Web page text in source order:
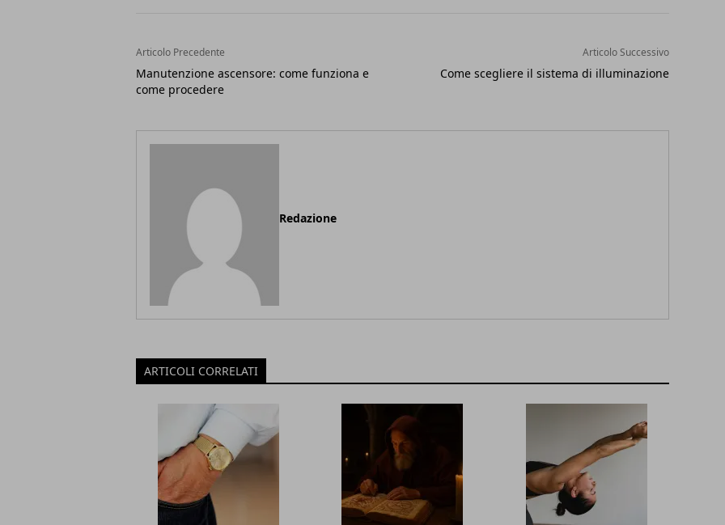
Articolo Precedente
Manutenzione ascensore: come funziona e
come procedere
Articolo Successivo
Come scegliere il sistema di illuminazione
Redazione
ARTICOLI CORRELATI